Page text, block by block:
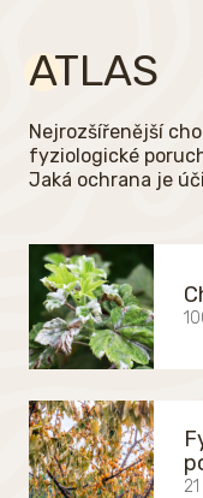
ATLAS
Nejrozšířenější
fyziologické
Jaká ochrana je